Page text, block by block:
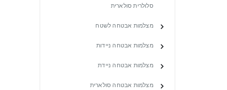
סלולרית סולארית
מצלמות אבטחה לשטח
מצלמות אבטחה ניידות
מצלמות אבטחה ניידת
מצלמות אבטחה סולארית